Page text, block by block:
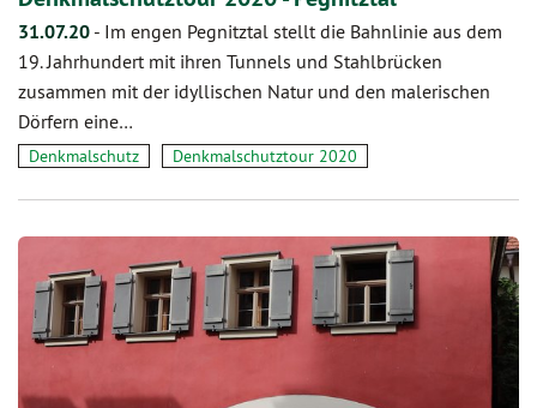
31.07.20 - Im engen Pegnitztal stellt die Bahnlinie aus dem
19. Jahrhundert mit ihren Tunnels und Stahlbrücken
zusammen mit der idyllischen Natur und den malerischen
Dörfern eine…
Denkmalschutz Denkmalschutztour 2020